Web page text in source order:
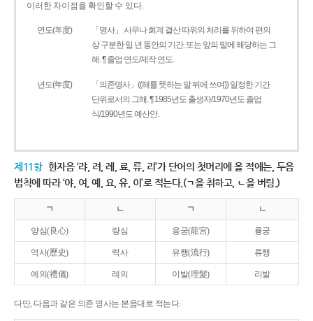
이러한 차이점을 확인할 수 있다.
연도(年度)
「명사」 사무나 회계 결산 따위의 처리를 위하여 편의
상 구분한 일 년 동안의 기간. 또는 앞의 말에 해당하는 그
해. ¶ 졸업 연도/제작 연도.
년도(年度)
「의존명사」((해를 뜻하는 말 뒤에 쓰여)) 일정한 기간
단위로서의 그해. ¶ 1985년도 출생자/1970년도 졸업
식/1990년도 예산안.
제11항 한자음 ‘랴, 려, 례, 료, 류, 리’가 단어의 첫머리에 올 적에는, 두음
법칙에 따라 ‘야, 여, 예, 요, 유, 이’로 적는다.(ㄱ을 취하고, ㄴ을 버림.)
ㄱ ㄴ ㄱ ㄴ
양심(良心) 량심 용궁(龍宮) 룡궁
역사(歷史) 력사 유행(流行) 류행
예의(禮儀) 례의 이발(理髮) 리발
다만, 다음과 같은 의존 명사는 본음대로 적는다.